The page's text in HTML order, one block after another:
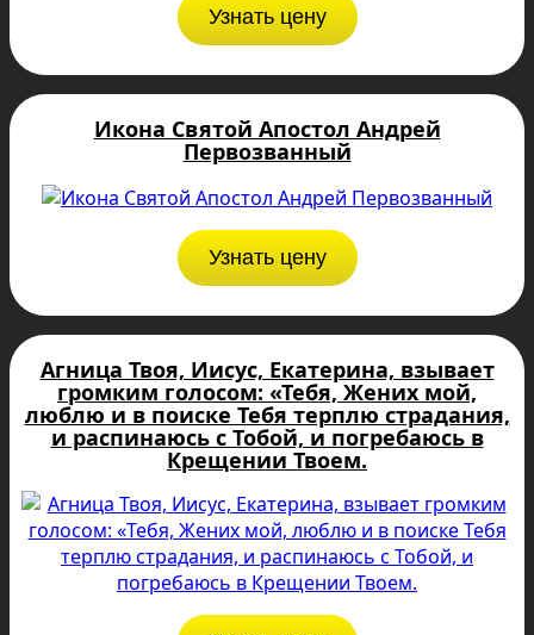
Узнать цену
Икона Святой Апостол Андрей
Первозванный
Узнать цену
Агница Твоя, Иисус, Екатеpина, взывает
громким голосом: «Тебя, Жених мой,
люблю и в поиске Тебя терплю страдания,
и распинаюсь с Тобой, и погребаюсь в
Крещении Твоем.